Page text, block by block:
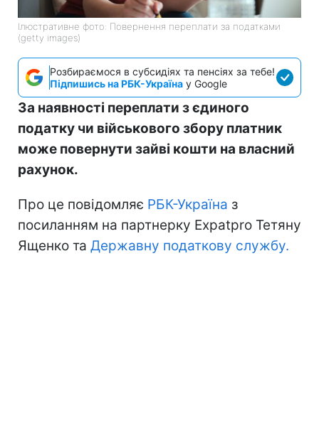
Ілюстративне фото: Повернення переплати за податками
(getty images)
Розбираємося в субсидіях та пенсіях за тебе!
Підпишись на РБК-Україна у Google
За наявності переплати з єдиного
податку чи військового збору платник
може повернути зайві кошти на власний
рахунок.
Про це повідомляє РБК-Україна з
посиланням на партнерку Expatpro Тетяну
Ященко та Державну податкову службу.